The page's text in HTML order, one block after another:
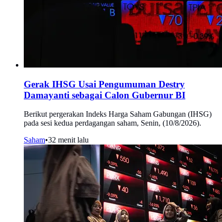
Gerak IHSG Usai Pengumuman Destry
Damayanti sebagai Calon Gubernur BI
Berikut pergerakan Indeks Harga Saham Gabungan (IHSG)
pada sesi kedua perdagangan saham, Senin, (10/8/2026).
Saham•32 menit lalu